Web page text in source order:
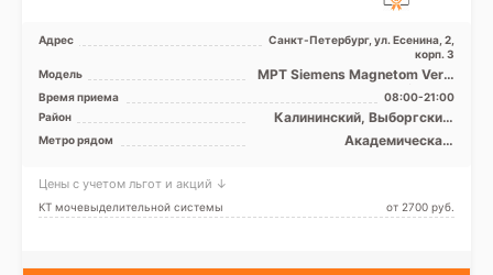
Адрес
Санкт-Петербург, ул. Есенина, 2,
корп. 3
Модель
МРТ Siemens Magnetom Verio
3T закрытый тип, КТ Siemens
Biograph 64 рез ...
Время приема
08:00-21:00
Район
Калининский, Выборгский,
Кронштадтский, Курортный,
Приморский, Лен. область
Метро рядом
Академическая,
Парнас, Пионерская,
Площадь Мужества,
Цены с учетом льгот и акций ↓
КТ мочевыделительной системы от 2700 pуб.